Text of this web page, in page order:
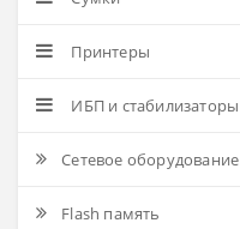
Принтеры
ИБП и стабилизаторы
Сетевое оборудование
Flash память